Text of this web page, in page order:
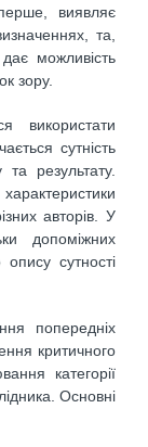
виявляє
та,
можливість
зору.
використати
сутність
результату.
авторів. У
допоміжних
опису сутності
попередніх
критичного
категорії
Основні